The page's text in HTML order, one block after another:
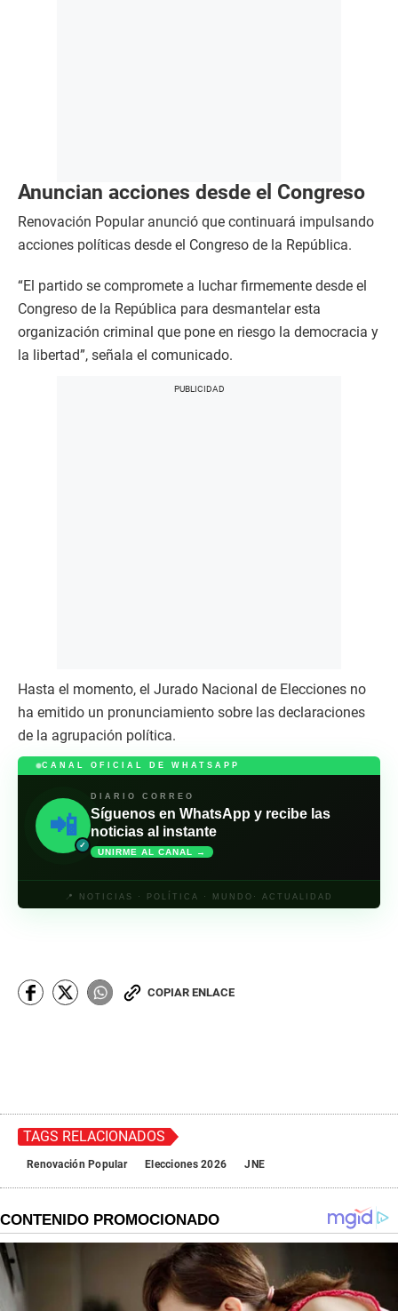
Anuncian acciones desde el Congreso
Renovación Popular anunció que continuará impulsando
acciones políticas desde el Congreso de la República.
“El partido se compromete a luchar firmemente desde el
Congreso de la República para desmantelar esta
organización criminal que pone en riesgo la democracia y
la libertad”, señala el comunicado.
Hasta el momento, el Jurado Nacional de Elecciones no
ha emitido un pronunciamiento sobre las declaraciones
de la agrupación política.
CANAL OFICIAL DE WHATSAPP
📲
✓
DIARIO CORREO
Síguenos en WhatsApp y recibe las
noticias al instante
UNIRME AL CANAL →
📍 NOTICIAS · POLÍTICA · MUNDO· ACTUALIDAD
COPIAR ENLACE
TAGS RELACIONADOS
Renovación Popular Elecciones 2026 JNE